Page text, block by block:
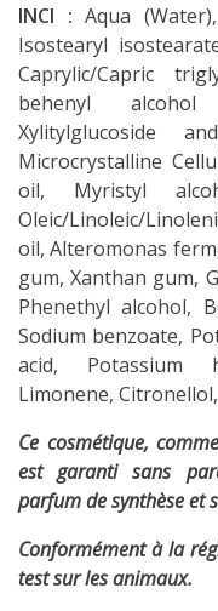
INCI :Aqua
Isostearyl
Caprylic/Capric
behenyl
Xylitylglucoside
Microcrystalline
oil, Myristyl
Oleic/Linoleic/
oil, Alteromonas
gum, Xanthan gum,
Phenethyl alcohol,
Sodium benzoate,
acid, Potassium
Limonene,
Ce cosmétique,
est garanti sans
parfum de synthèse et
Conformément à la
test sur les animaux.